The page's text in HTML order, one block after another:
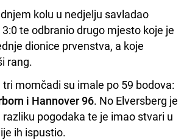
kolu u nedjelju savladao
3:0 te odbranio drugo mjesto koje je
dionice prvenstva, a koje
rang.
momčadi su imale po 59 bodova:
i Hannover 96. No Elversberg je
pogodaka te je imao stvari u
ih ispustio.